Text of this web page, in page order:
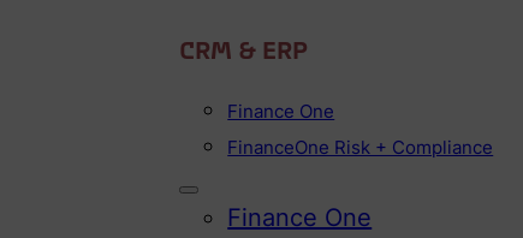
CRM & ERP
Finance One
FinanceOne Risk + Compliance
Finance One